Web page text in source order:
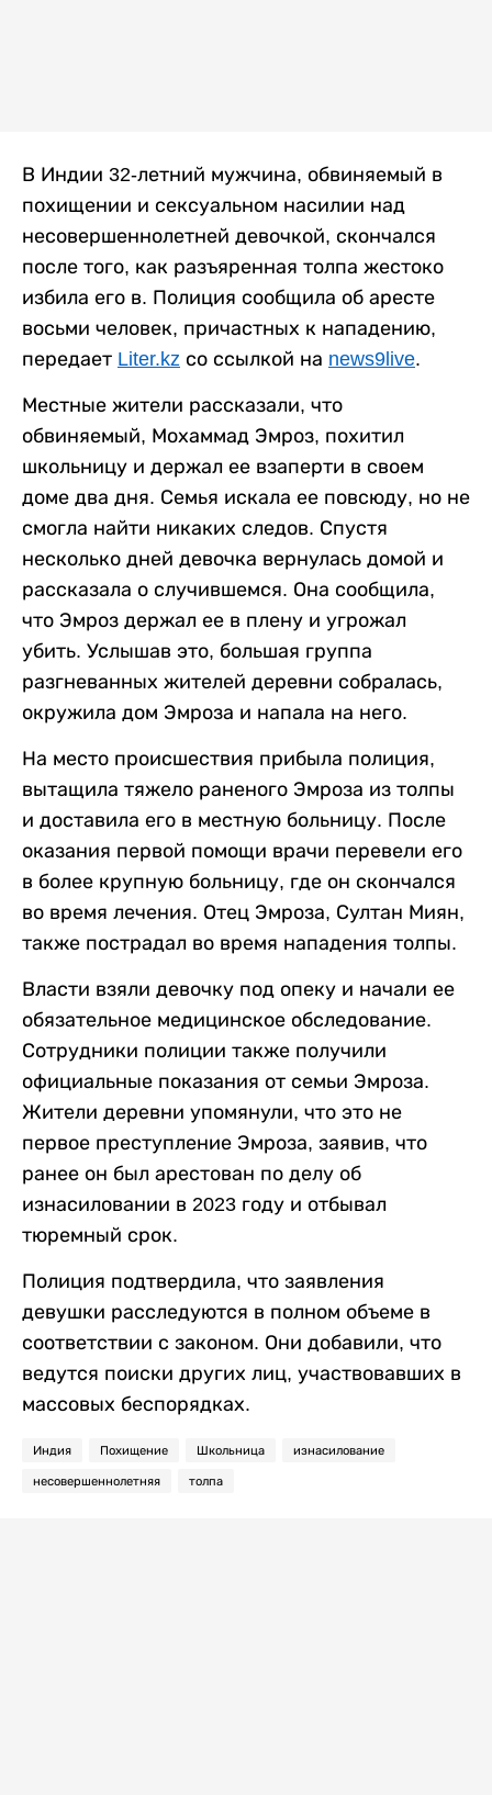
В Индии 32-летний мужчина, обвиняемый в
похищении и сексуальном насилии над
несовершеннолетней девочкой, скончался
после того, как разъяренная толпа жестоко
избила его в. Полиция сообщила об аресте
восьми человек, причастных к нападению,
передает Liter.kz со ссылкой на news9live.
Местные жители рассказали, что
обвиняемый, Мохаммад Эмроз, похитил
школьницу и держал ее взаперти в своем
доме два дня. Семья искала ее повсюду, но не
смогла найти никаких следов. Спустя
несколько дней девочка вернулась домой и
рассказала о случившемся. Она сообщила,
что Эмроз держал ее в плену и угрожал
убить. Услышав это, большая группа
разгневанных жителей деревни собралась,
окружила дом Эмроза и напала на него.
На место происшествия прибыла полиция,
вытащила тяжело раненого Эмроза из толпы
и доставила его в местную больницу. После
оказания первой помощи врачи перевели его
в более крупную больницу, где он скончался
во время лечения. Отец Эмроза, Султан Миян,
также пострадал во время нападения толпы.
Власти взяли девочку под опеку и начали ее
обязательное медицинское обследование.
Сотрудники полиции также получили
официальные показания от семьи Эмроза.
Жители деревни упомянули, что это не
первое преступление Эмроза, заявив, что
ранее он был арестован по делу об
изнасиловании в 2023 году и отбывал
тюремный срок.
Полиция подтвердила, что заявления
девушки расследуются в полном объеме в
соответствии с законом. Они добавили, что
ведутся поиски других лиц, участвовавших в
массовых беспорядках.
Индия Похищение Школьница изнасилование
несовершеннолетняя толпа